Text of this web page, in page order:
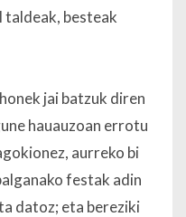
taldeak, besteak
jai batzuk diren
hauauzoan errotu
aurreko bi
festak adin
datoz; eta bereziki